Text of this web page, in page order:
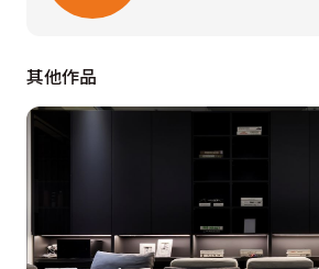
設計的功能：如同建築與室內的整體
本案的設計重點只有簡單兩點：
一、針對原有銷售平面的缺點予以改善
二、在符合業主的需求下，有效地以
分述如下：
其他作品